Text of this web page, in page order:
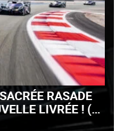
RASADE
LIVRÉE ! (+